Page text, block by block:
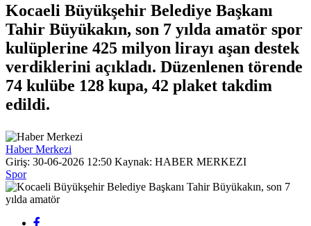
Kocaeli Büyükşehir Belediye Başkanı
Tahir Büyükakın, son 7 yılda amatör spor
kulüplerine 425 milyon lirayı aşan destek
verdiklerini açıkladı. Düzenlenen törende
74 kulübe 128 kupa, 42 plaket takdim
edildi.
Haber Merkezi
Giriş: 30-06-2026 12:50 Kaynak: HABER MERKEZI
Spor